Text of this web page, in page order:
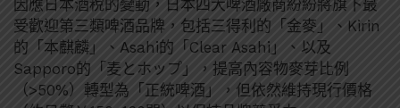
因應日本酒稅的變動，日本四大啤酒廠商紛紛將旗下最
受歡迎第三類啤酒品牌，包括三得利的「金麥」、Kirin
的「本麒麟」、Asahi的「Clear Asahi」、以及
Sapporo的「麦とホップ」，提高內容物麥芽比例
（>50%）轉型為「正統啤酒」，但依然維持現行價格